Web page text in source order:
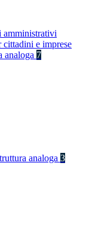
amministrativi
e imprese
analoga 7
analoga 3